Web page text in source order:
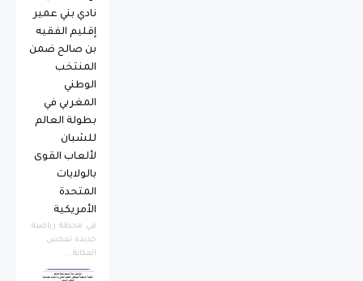
نادي بني عمير
إقليم الفقيه
بن صالح ضمن
المنتخب
الوطني
المغربي في
بطولة العالم
للشبان
لألعاب القوى
بالولايات
المتحدة
الأمريكية
​في محطة رياضية
جديدة تعكس
المكانة...